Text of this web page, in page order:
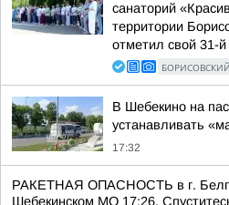
санаторий
территории
отметил свой 31-
БОРИСОВСКИЙ
В Шебекино на
устанавливать
17:32
РАКЕТНАЯ ОПАСНОСТЬ в г.
Шебекинском МО 17:26.